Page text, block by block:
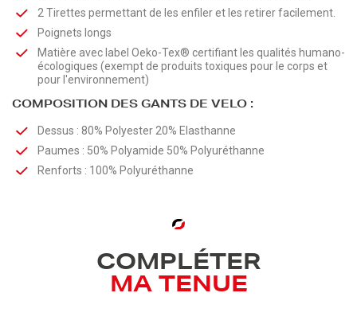
2 Tirettes permettant de les enfiler et les retirer facilement.
Poignets longs
Matière avec label Oeko-Tex® certifiant les qualités humano-
écologiques (exempt de produits toxiques pour le corps et
pour l'environnement)
COMPOSITION DES GANTS DE VELO :
Dessus : 80% Polyester 20% Elasthanne
Paumes : 50% Polyamide 50% Polyuréthanne
Renforts : 100% Polyuréthanne
COMPLÉTER
MA TENUE